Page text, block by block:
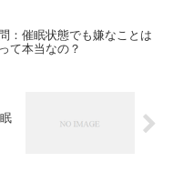
：催眠状態でも嫌なことは
て本当なの？